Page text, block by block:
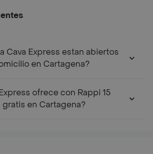
Cava Express estan abiertos
en Cartagena?
ofrece con Rappi 15
en Cartagena?